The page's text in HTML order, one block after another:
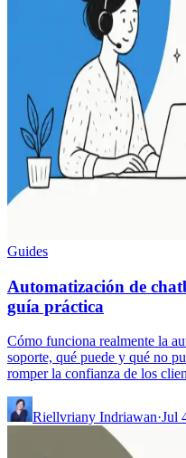
Guides
Automatización de
guía práctica
Cómo funciona realmente la
soporte, qué puede y qué no
romper la confianza de los
Riellvriany Indriawan·Jul